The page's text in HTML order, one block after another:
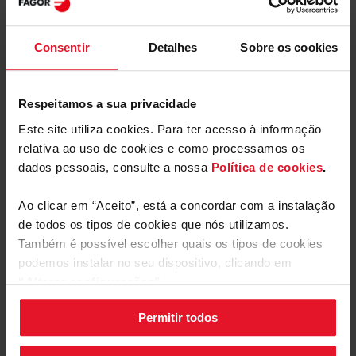
Consentir Detalhes Sobre os cookies
Respeitamos a sua privacidade
Este site utiliza cookies. Para ter acesso à informação
relativa ao uso de cookies e como processamos os
dados pessoais, consulte a nossa Política de cookies.
Ao clicar em “Aceito”, está a concordar com a instalação
de todos os tipos de cookies que nós utilizamos.
Também é possível escolher quais os tipos de cookies
podemos instalar no seu dispositivo, clicando em
“Alterar configurações”.
As suas configurações de cookies podem ser alteradas a
qualquer momento, clicando no botão preto posicionado
Permitir todos
Rótulo energético
Descarregar
Ficha de produto
Ficha de produtoMostrar mais